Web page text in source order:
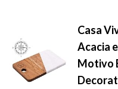
Casa
Acacia
Motivo